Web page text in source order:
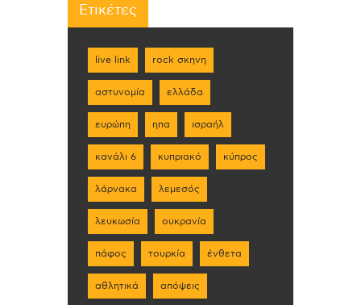
Ετικέτες
live link rock σκηνη
αστυνομία ελλάδα
ευρώπη ηπα ισραήλ
κανάλι 6 κυπριακό κύπρος
λάρνακα λεμεσός
λευκωσία ουκρανία
πάφος τουρκία ένθετα
αθλητικά απόψεις